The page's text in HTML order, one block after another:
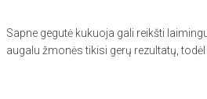
Sapne gegutė kukuoja gali reikšti
augalu žmonės tikisi gerų rezultatų,